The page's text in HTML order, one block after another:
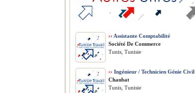
›› Assistante Comptabilité
Société De Commerce
Tunis, Tunisie
›› Ingénieur / Technicien Génie Civil
Chanbat
Tunis, Tunisie